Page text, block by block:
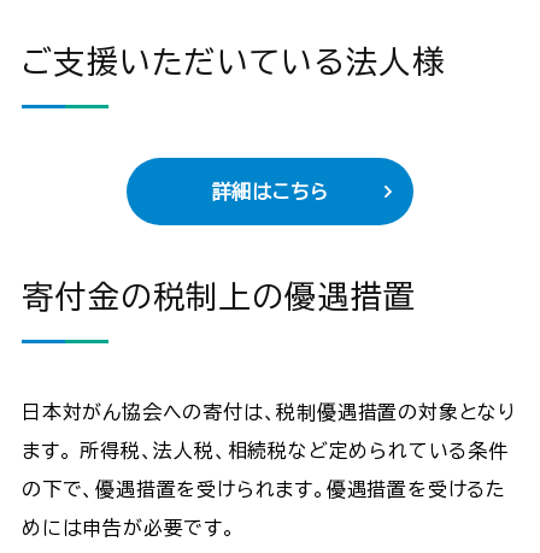
ご支援いただいている法人様
詳細はこちら
寄付金の税制上の優遇措置
日本対がん協会への寄付は、税制優遇措置の対象となり
ます。 所得税、法人税、相続税など定められている条件
の下で、優遇措置を受けられます。優遇措置を受けるた
めには申告が必要です。